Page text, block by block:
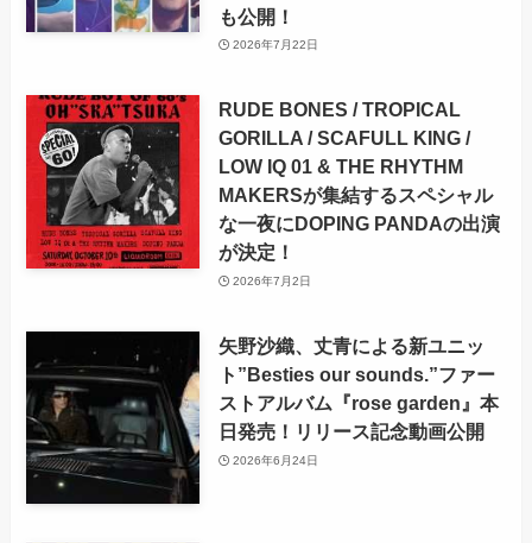
も公開！
2026年7月22日
RUDE BONES / TROPICAL
GORILLA / SCAFULL KING /
LOW IQ 01 & THE RHYTHM
MAKERSが集結するスペシャル
な一夜にDOPING PANDAの出演
が決定！
2026年7月2日
矢野沙織、丈青による新ユニッ
ト”Besties our sounds.”ファー
ストアルバム『rose garden』本
日発売！リリース記念動画公開
2026年6月24日